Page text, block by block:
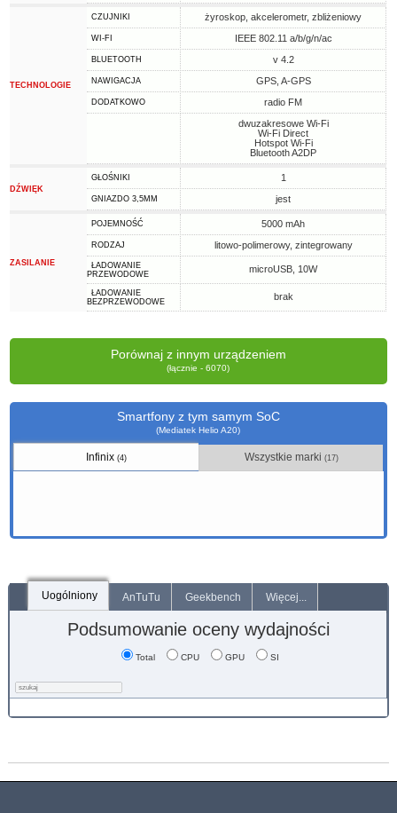
TECHNOLOGIE
CZUJNIKI żyroskop, akcelerometr, zbliżeniowy
WI-FI IEEE 802.11 a/b/g/n/ac
BLUETOOTH v 4.2
NAWIGACJA GPS, A-GPS
DODATKOWO
radio FM
dwuzakresowe Wi-Fi
Wi-Fi Direct
Hotspot Wi-Fi
Bluetooth A2DP
DŹWIĘK
GŁOŚNIKI 1
GNIAZDO 3,5MM jest
ZASILANIE
POJEMNOŚĆ 5000 mAh
RODZAJ litowo-polimerowy, zintegrowany
ŁADOWANIE
PRZEWODOWE
microUSB, 10W
ŁADOWANIE
BEZPRZEWODOWE
brak
Porównaj z innym urządzeniem
(łącznie - 6070)
Smartfony z tym samym SoC
(Mediatek Helio A20)
Infinix(4) Wszystkie marki (17)
Uogólniony AnTuTu Geekbench Więcej...
Podsumowanie oceny wydajności
Total CPU GPU SI